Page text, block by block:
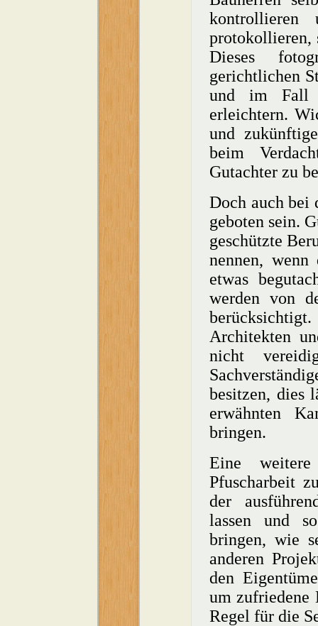
protokollieren,
Dieses
gerichtlichen
und im Fall
erleichtern.
und
beim
Gutachter zu
Doch auch bei
geboten sein.
geschützte
nennen,
etwas
werden von
Architekten
nicht
besitzen, dies
erwähnten
bringen.
Eine
Pfuscharbeit
der
lassen und
bringen, wie
anderen
den
um zufriedene
Regel für die